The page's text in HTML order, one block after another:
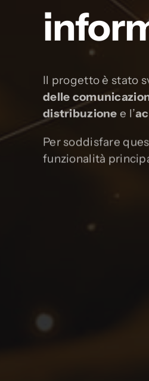
Il progetto è stato
delle
distribuzione e l’
Per soddisfare
funzionalità